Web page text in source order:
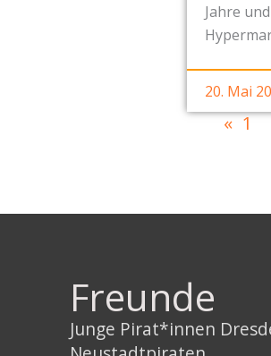
Jahre
20. Mai
« 1
Freunde
Junge Pirat*innen